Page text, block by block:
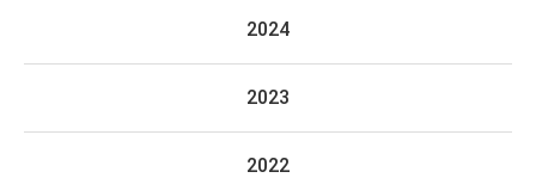
2024
2023
2022